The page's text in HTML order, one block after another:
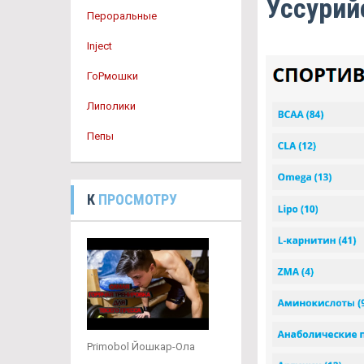
Пероральные
Inject
ГоРмошки
Липолики
Пепы
К ПРОСМОТРУ
Primobol Йошкар-Ола